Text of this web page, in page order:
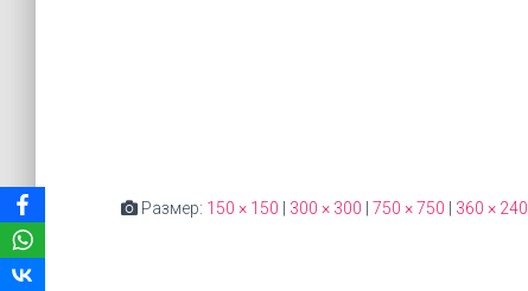
Размер: 150 × 150 300 × 300 750 × 750 360 × 240